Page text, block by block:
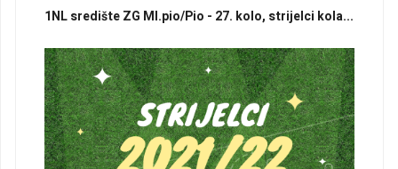
1NL središte ZG Ml.pio/Pio - 27. kolo, strijelci kola...